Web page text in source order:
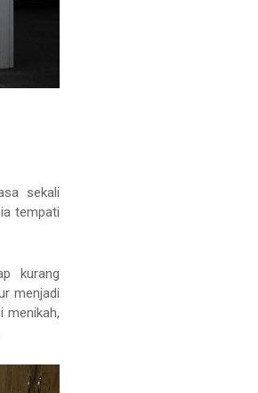
sekali
tempati
kurang
menjadi
menikah,